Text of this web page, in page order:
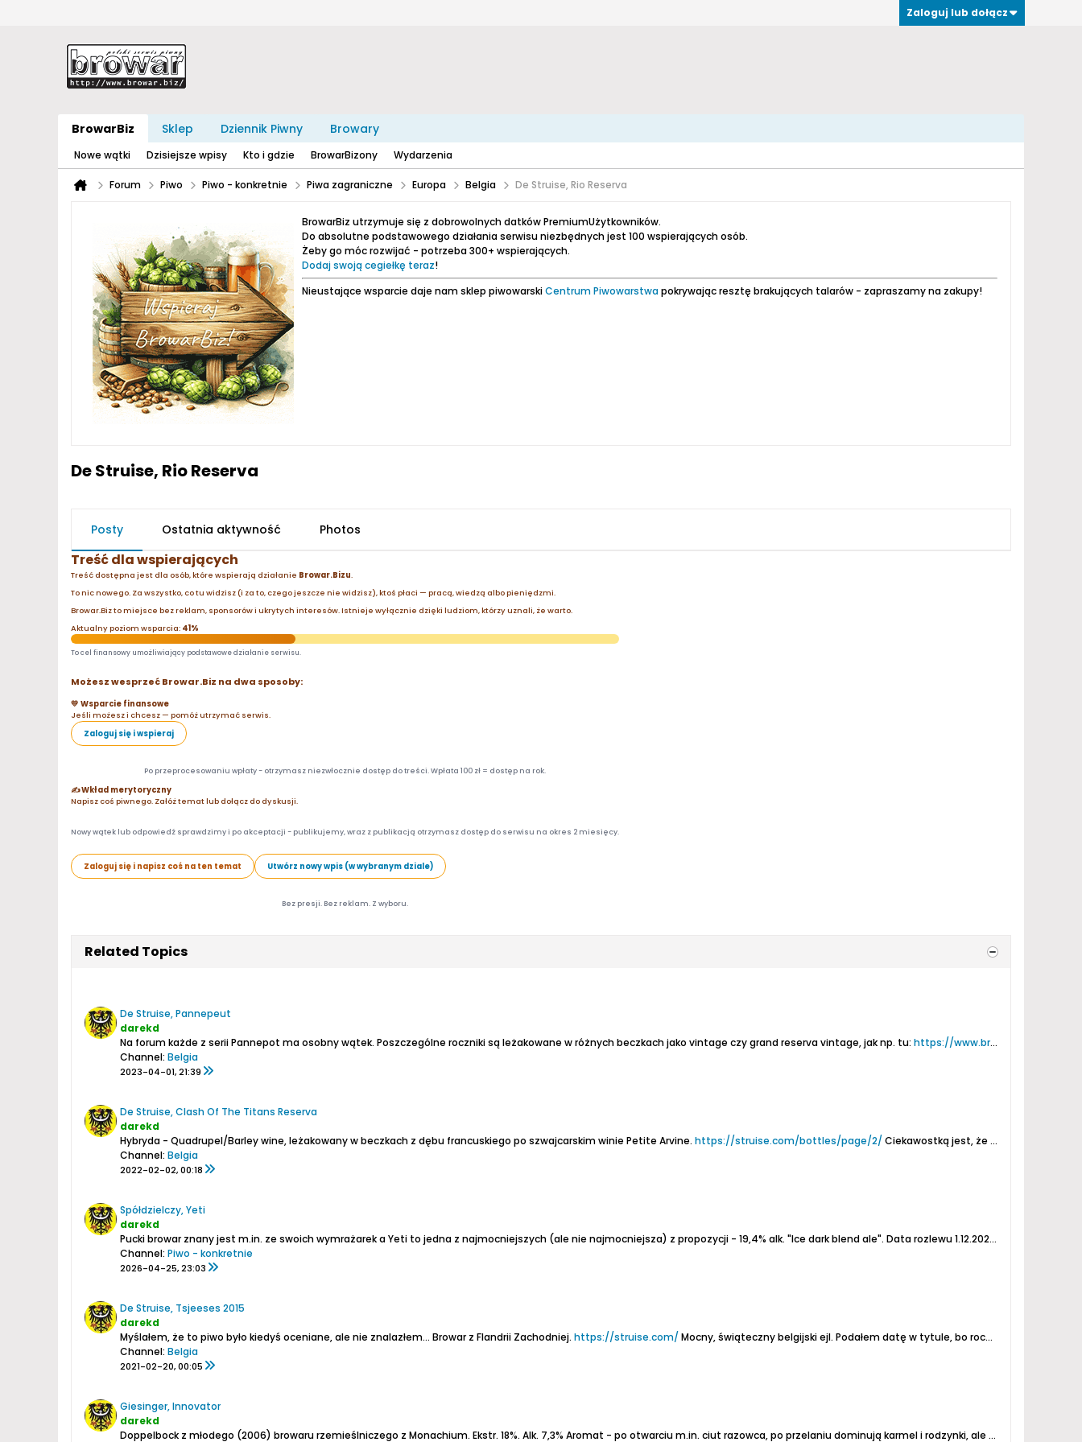
Zaloguj lub dołącz
BrowarBiz Sklep Dziennik Piwny Browary
Nowe wątki Dzisiejsze wpisy Kto i gdzie BrowarBizony Wydarzenia
Forum Piwo Piwo - konkretnie Piwa zagraniczne Europa Belgia De Struise, Rio Reserva
BrowarBiz utrzymuje się z dobrowolnych datków PremiumUżytkowników.
Do absolutne podstawowego działania serwisu niezbędnych jest 100 wspierających osób.
Żeby go móc rozwijać - potrzeba 300+ wspierających.
Dodaj swoją cegiełkę teraz!
Nieustające wsparcie daje nam sklep piwowarskiCentrum Piwowarstwapokrywając resztę brakujących talarów - zapraszamy na zakupy!
De Struise, Rio Reserva
Posty Ostatnia aktywność Photos
Treść dla wspierających
Treść dostępna jest dla osób, które wspierają działanie Browar.Bizu.
To nic nowego. Za wszystko, co tu widzisz (i za to, czego jeszcze nie widzisz), ktoś płaci — pracą, wiedzą albo pieniędzmi.
Browar.Biz to miejsce bez reklam, sponsorów i ukrytych interesów. Istnieje wyłącznie dzięki ludziom, którzy uznali, że warto.
Aktualny poziom wsparcia: 41%
To cel finansowy umożliwiający podstawowe działanie serwisu.
Możesz wesprzeć Browar.Biz na dwa sposoby:
💛 Wsparcie finansowe
Jeśli możesz i chcesz — pomóż utrzymać serwis.
Zaloguj się i wspieraj
Po przeprocesowaniu wpłaty - otrzymasz niezwłocznie dostęp do treści. Wpłata 100 zł = dostęp na rok.
✍️ Wkład merytoryczny
Napisz coś piwnego. Załóż temat lub dołącz do dyskusji.
Nowy wątek lub odpowiedź sprawdzimy i po akceptacji - publikujemy, wraz z publikacją otrzymasz dostęp do serwisu na okres 2 miesięcy.
Zaloguj się i napisz coś na ten temat Utwórz nowy wpis (w wybranym dziale)
Bez presji. Bez reklam. Z wyboru.
Related Topics
De Struise, Pannepeut
darekd
Na forum każde z serii Pannepot ma osobny wątek. Poszczególne roczniki są leżakowane w różnych beczkach jako vintage czy grand reserva vintage, jak np. tu: https://www.browar.biz/forum/piwo/pi...a-vintage-2011
Channel: Belgia
2023-04-01, 21:39
De Struise, Clash Of The Titans Reserva
darekd
Hybryda - Quadrupel/Barley wine, leżakowany w beczkach z dębu francuskiego po szwajcarskim winie Petite Arvine. https://struise.com/bottles/page/2/ Ciekawostką jest, że takie samo piwo została uwarzone i leżakowane w takich samych beczkach również w Szwajcarii - kooperacja...
Channel: Belgia
2022-02-02, 00:18
Spółdzielczy, Yeti
darekd
Pucki browar znany jest m.in. ze swoich wymrażarek a Yeti to jedna z najmocniejszych (ale nie najmocniejsza) z propozycji - 19,4% alk. "Ice dark blend ale". Data rozlewu 1.12.2020.
Channel: Piwo - konkretnie
2026-04-25, 23:03
De Struise, Tsjeeses 2015
darekd
Myślałem, że to piwo było kiedyś oceniane, ale nie znalazłem... Browar z Flandrii Zachodniej. https://struise.com/ Mocny, świąteczny belgijski ejl. Podałem datę w tytule, bo rocznikowych wersji jest wiele, niektóre beczkowe. Tu jest klasyk.
Channel: Belgia
2021-02-20, 00:05
Giesinger, Innovator
darekd
Doppelbock z młodego (2006) browaru rzemieślniczego z Monachium. Ekstr. 18%. Alk. 7,3% Aromat - po otwarciu m.in. ciut razowca, po przelaniu dominują karmel i rodzynki, ale chlebowa nutka jest wyczuwalna w tle. Bardzo delikatne chmielowe myśnięcie